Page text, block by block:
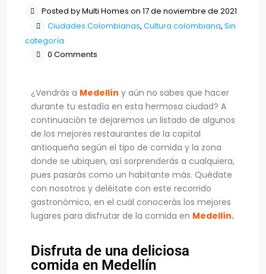
Posted by Multi Homes on 17 de noviembre de 2021
Ciudades Colombianas, Cultura colombiana, Sin
categoría
0 Comments
¿Vendrás a Medellín y aún no sabes que hacer
durante tu estadía en esta hermosa ciudad? A
continuación te dejaremos un listado de algunos
de los mejores restaurantes de la capital
antioqueña según el tipo de comida y la zona
donde se ubiquen, así sorprenderás a cualquiera,
pues pasarás como un habitante más. Quédate
con nosotros y deléitate con este recorrido
gastronómico, en el cuál conocerás los mejores
lugares para disfrutar de la comida en Medellín.
Disfruta de una deliciosa
comida en Medellín